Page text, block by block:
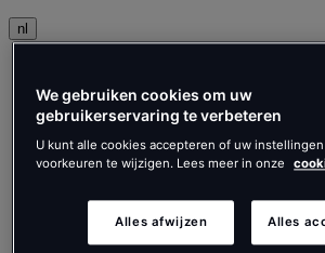
nl
Français
Deutsch
Español
Português
Português
Polski
We gebruiken cookies om uw
gebruikerservaring te verbeteren
U kunt alle cookies accepteren of uw
voorkeuren te wijzigen. Lees meer in onze
Alles afwijzen Alles